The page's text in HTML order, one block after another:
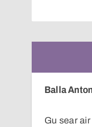
Balla
Gu sear air